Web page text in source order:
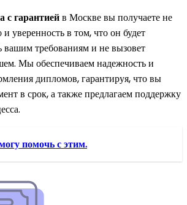
с гарантиейв Москве вы получаете не
уверенность в том, что он будет
вашим требованиям и не вызовет
Мы обеспечиваем надежность и
дипломов, гарантируя, что вы
в срок, а также предлагаем поддержку
помочь с этим.